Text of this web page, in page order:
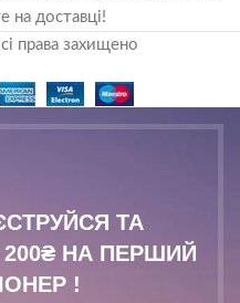
на доставці!
права захищено
ТА
НА ПЕРШИЙ
!